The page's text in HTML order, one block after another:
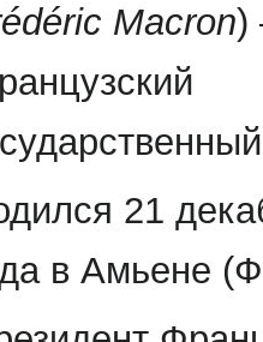
Macron)
21
в Амьене